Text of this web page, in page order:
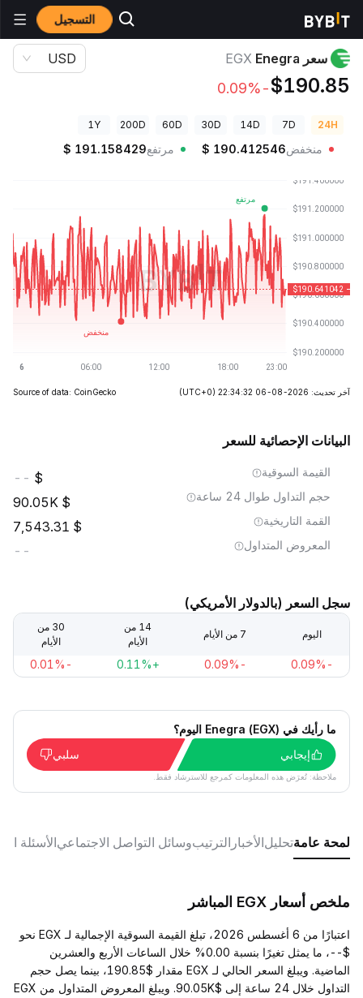
التسجيل أسعار العملات الرقمية
سعر Enegra EGX
$190.85
-0.09%
USD
24H
7D
14D
30D
60D
200D
1Y
منخفض $ 190.412546 مرتفع $ 191.158429
آخر تحديث: 2026-08-06 22:34:32 (UTC+0)
Source of data: CoinGecko
البيانات الإحصائية للسعر
القيمة السوقية --
حجم التداول طوال 24 ساعة 90.05K
القمة التاريخية 7,543.31
المعروض المتداول --
سجل السعر (بالدولار الأمريكي)
اليوم 7 من الأيام
14 من
الأيام
30 من
الأيام
-0.09%
-0.09%
+0.11%
-0.01%
ما رأيك في Enegra (EGX) اليوم؟
إيجابي
سلبي
ملاحظة: تُعرَض هذه المعلومات كمرجع للاسترشاد فقط.
لمحة عامةتحليلالأخبار الترتيبوسائل التواصل الاجتماعيالأسئلة
ملخص أسعار EGX المباشر
اعتبارًا من 6 أغسطس 2026، تبلغ القيمة السوقية الإجمالية لـ EGX نحو
$--، ما يمثل تغيرًا بنسبة 0.00% خلال الساعات الأربع والعشرين
الماضية. ويبلغ السعر الحالي لـ EGX مقدار $190.85، بينما يصل حجم
التداول خلال 24 ساعة إلى $90.05K. ويبلغ المعروض المتداول من EGX